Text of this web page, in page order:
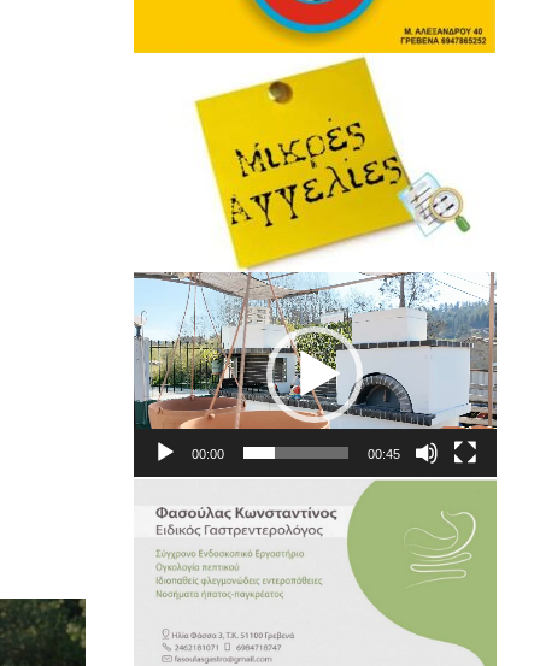
Πρόγραμμα
Αναπαραγωγής
Βίντεο
00:00 00:45